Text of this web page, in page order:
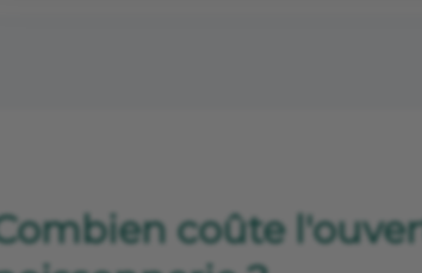
coûte